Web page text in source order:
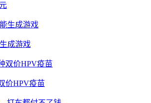
成游戏
价HPV疫苗